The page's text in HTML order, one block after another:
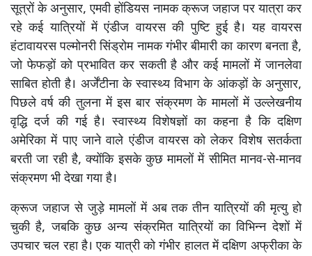
सूत्रों के अनुसार, एमवी होंडियस नामक क्रूज जहाज पर यात्रा कर
रहे कई यात्रियों में एंडीज वायरस की पुष्टि हुई है। यह वायरस
हंटावायरस पल्मोनरी सिंड्रोम नामक गंभीर बीमारी का कारण बनता है,
जो फेफड़ों को प्रभावित कर सकती है और कई मामलों में जानलेवा
साबित होती है। अर्जेंटीना के स्वास्थ्य विभाग के आंकड़ों के अनुसार,
पिछले वर्ष की तुलना में इस बार संक्रमण के मामलों में उल्लेखनीय
वृद्धि दर्ज की गई है। स्वास्थ्य विशेषज्ञों का कहना है कि दक्षिण
अमेरिका में पाए जाने वाले एंडीज वायरस को लेकर विशेष सतर्कता
बरती जा रही है, क्योंकि इसके कुछ मामलों में सीमित मानव-से-मानव
संक्रमण भी देखा गया है।
क्रूज जहाज से जुड़े मामलों में अब तक तीन यात्रियों की मृत्यु हो
चुकी है, जबकि कुछ अन्य संक्रमित यात्रियों का विभिन्न देशों में
उपचार चल रहा है। एक यात्री को गंभीर हालत में दक्षिण अफ्रीका के